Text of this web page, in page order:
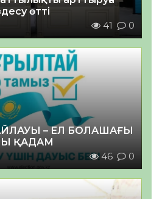
өтті
41 0
– ЕЛ БОЛАШАҒЫ
ҚАДАМ
46 0